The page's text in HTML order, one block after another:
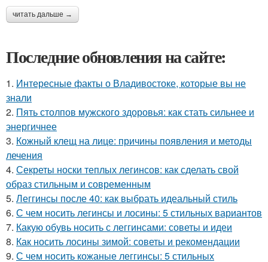
читать дальше →
Последние обновления на сайте:
1. Интересные факты о Владивостоке, которые вы не
знали
2. Пять столпов мужского здоровья: как стать сильнее и
энергичнее
3. Кожный клещ на лице: причины появления и методы
лечения
4. Секреты носки теплых легинсов: как сделать свой
образ стильным и современным
5. Леггинсы после 40: как выбрать идеальный стиль
6. С чем носить легинсы и лосины: 5 стильных вариантов
7. Какую обувь носить с леггинсами: советы и идеи
8. Как носить лосины зимой: советы и рекомендации
9. С чем носить кожаные леггинсы: 5 стильных